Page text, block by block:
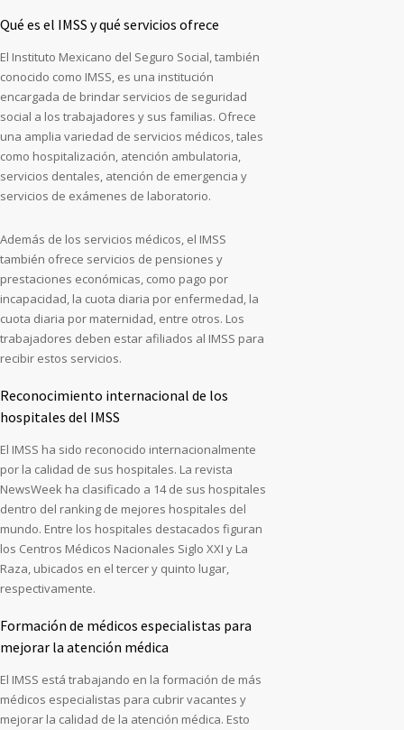
Qué es el IMSS y qué servicios ofrece
El Instituto Mexicano del Seguro Social, también
conocido como IMSS, es una institución
encargada de brindar servicios de seguridad
social a los trabajadores y sus familias. Ofrece
una amplia variedad de servicios médicos, tales
como hospitalización, atención ambulatoria,
servicios dentales, atención de emergencia y
servicios de exámenes de laboratorio.
Además de los servicios médicos, el IMSS
también ofrece servicios de pensiones y
prestaciones económicas, como pago por
incapacidad, la cuota diaria por enfermedad, la
cuota diaria por maternidad, entre otros. Los
trabajadores deben estar afiliados al IMSS para
recibir estos servicios.
Reconocimiento internacional de los
hospitales del IMSS
El IMSS ha sido reconocido internacionalmente
por la calidad de sus hospitales. La revista
NewsWeek ha clasificado a 14 de sus hospitales
dentro del ranking de mejores hospitales del
mundo. Entre los hospitales destacados figuran
los Centros Médicos Nacionales Siglo XXI y La
Raza, ubicados en el tercer y quinto lugar,
respectivamente.
Formación de médicos especialistas para
mejorar la atención médica
El IMSS está trabajando en la formación de más
médicos especialistas para cubrir vacantes y
mejorar la calidad de la atención médica. Esto